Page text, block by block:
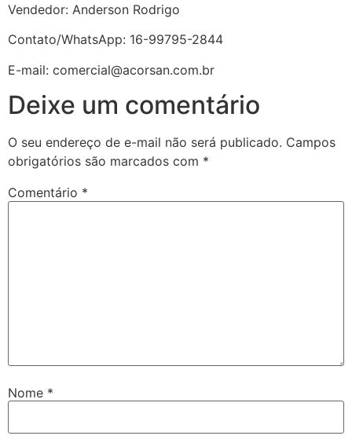
Vendedor: Anderson Rodrigo
Contato/WhatsApp: 16-99795-2844
E-mail: comercial@acorsan.com.br
Deixe um comentário
O seu endereço de e-mail não será publicado. Campos
obrigatórios são marcados com *
Comentário *
Nome *